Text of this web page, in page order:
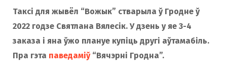
Таксі для жывёл “Вожык” стварыла ў Гродне ў
2022 годзе Святлана Вялесік. У дзень у яе 3-4
заказа і яна ўжо плануе купіць другі аўтамабіль.
Пра гэта паведаміў“Вячэрні Гродна”.